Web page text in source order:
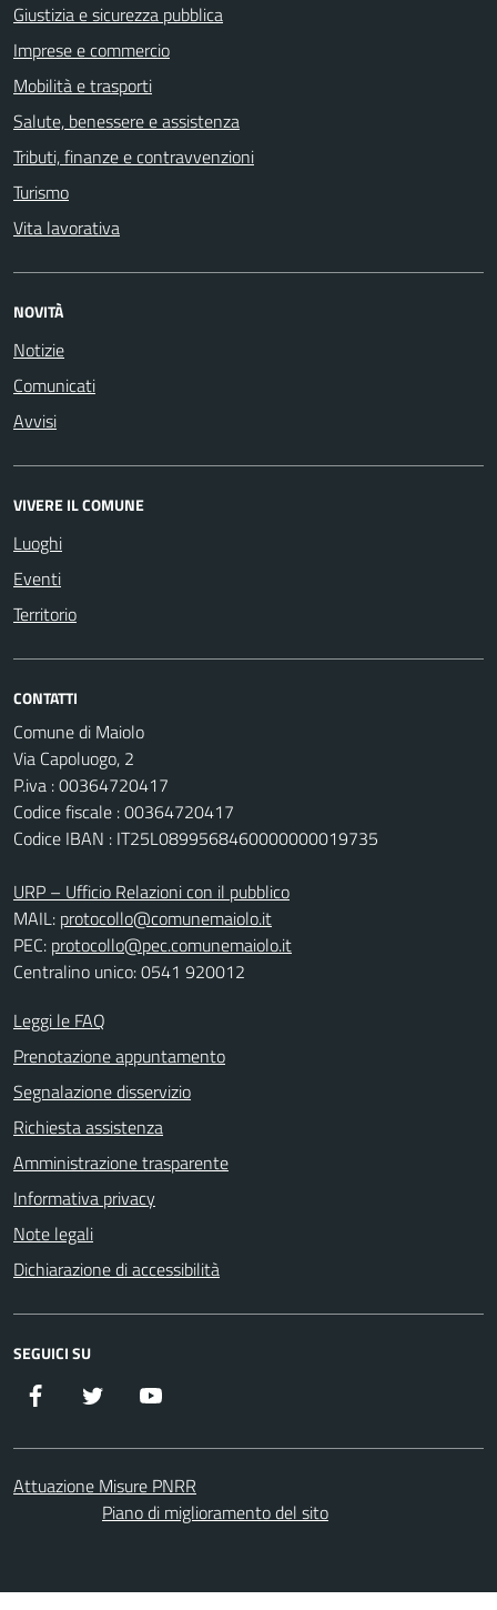
Giustizia e sicurezza pubblica
Imprese e commercio
Mobilità e trasporti
Salute, benessere e assistenza
Tributi, finanze e contravvenzioni
Turismo
Vita lavorativa
NOVITÀ
Notizie
Comunicati
Avvisi
VIVERE IL COMUNE
Luoghi
Eventi
Territorio
CONTATTI
Comune di Maiolo
Via Capoluogo, 2
P.iva : 00364720417
Codice fiscale : 00364720417
Codice IBAN : IT25L0899568460000000019735
URP – Ufficio Relazioni con il pubblico
MAIL: protocollo@comunemaiolo.it
PEC: protocollo@pec.comunemaiolo.it
Centralino unico: 0541 920012
Leggi le FAQ
Prenotazione appuntamento
Segnalazione disservizio
Richiesta assistenza
Amministrazione trasparente
Informativa privacy
Note legali
Dichiarazione di accessibilità
SEGUICI SU
Facebook Twitter
Attuazione Misure PNRR
Piano di miglioramento del sito